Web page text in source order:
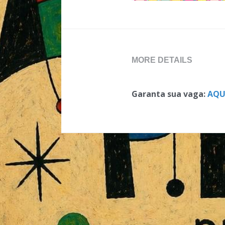
MORE DETAILS
Garanta sua vaga: